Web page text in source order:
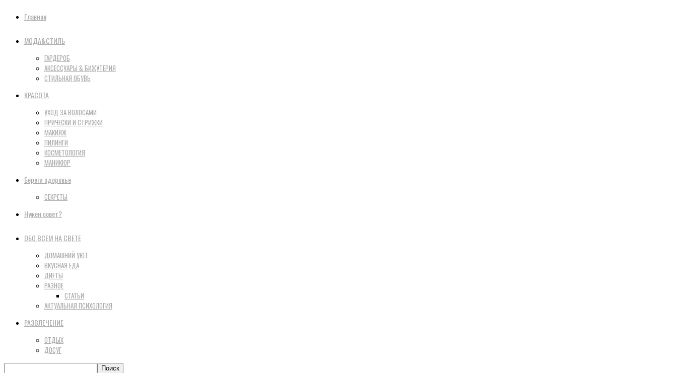
Главная
МОДА&СТИЛЬ
ГАРДЕРОБ
АКСЕССУАРЫ & БИЖУТЕРИЯ
СТИЛЬНАЯ ОБУВЬ
КРАСОТА
УХОД ЗА ВОЛОСАМИ
ПРИЧЕСКИ И СТРИЖКИ
МАКИЯЖ
ПИЛИНГИ
КОСМЕТОЛОГИЯ
МАНИКЮР
Береги здоровье
СЕКРЕТЫ
Нужен совет?
ОБО ВСЕМ НА СВЕТЕ
ДОМАШНИЙ УЮТ
ВКУСНАЯ ЕДА
ДИЕТЫ
РАЗНОЕ
СТАТЬИ
АКТУАЛЬНАЯ ПСИХОЛОГИЯ
РАЗВЛЕЧЕНИЕ
ОТДЫХ
ДОСУГ